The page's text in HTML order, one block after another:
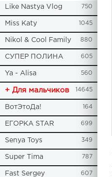
Like Nastya Vlog 750
Miss Katy 1045
Nikol & Cool Family 880
СУПЕР ПОЛИНА 605
Ya - Alisa 560
+ Для мальчиков 14645
ВотЭтоДа! 164
ЕГОРКА STAR 699
Senya Toys 349
Super Tima 787
Fast Sergey 607